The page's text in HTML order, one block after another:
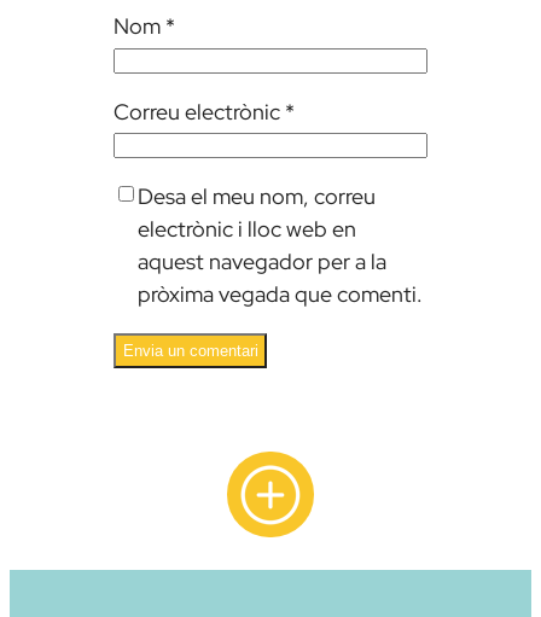
Nom *
Correu electrònic *
Desa el meu nom, correu
electrònic i lloc web en
aquest navegador per a la
pròxima vegada que comenti.